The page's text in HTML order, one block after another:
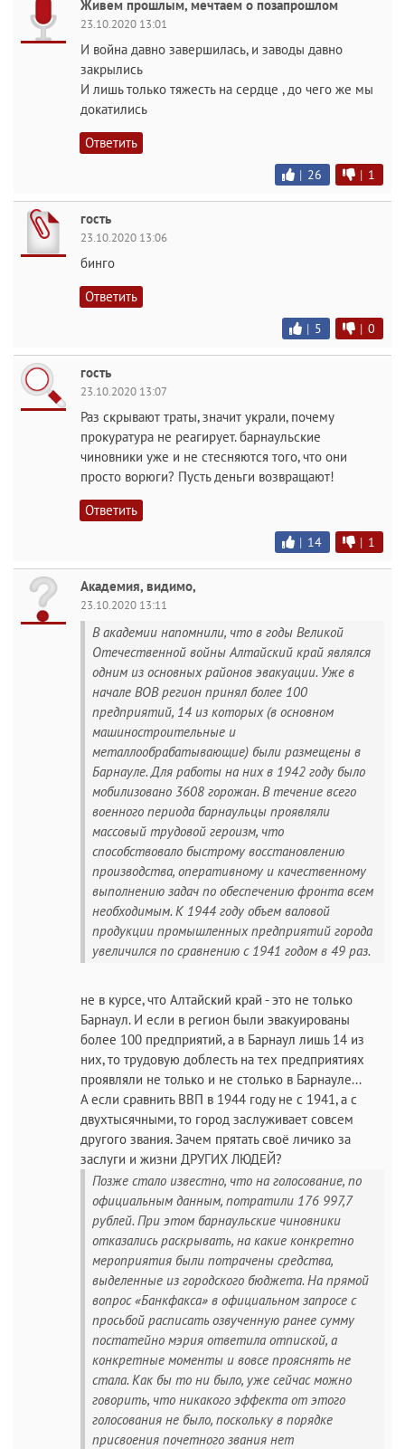
Живем прошлым, мечтаем о позапрошлом
23.10.2020 13:01
И война давно завершилась, и заводы давно
закрылись
И лишь только тяжесть на сердце , до чего же мы
докатились
Ответить
| 26 | 1
гость
23.10.2020 13:06
бинго
Ответить
| 5 | 0
гость
23.10.2020 13:07
Раз скрывают траты, значит украли, почему
прокуратура не реагирует. барнаульские
чиновники уже и не стесняются того, что они
просто ворюги? Пусть деньги возвращают!
Ответить
| 14 | 1
Академия, видимо,
23.10.2020 13:11
В академии напомнили, что в годы Великой
Отечественной войны Алтайский край являлся
одним из основных районов эвакуации. Уже в
начале ВОВ регион принял более 100
предприятий, 14 из которых (в основном
машиностроительные и
металлообрабатывающие) были размещены в
Барнауле. Для работы на них в 1942 году было
мобилизовано 3608 горожан. В течение всего
военного периода барнаульцы проявляли
массовый трудовой героизм, что
способствовало быстрому восстановлению
производства, оперативному и качественному
выполнению задач по обеспечению фронта всем
необходимым. К 1944 году объем валовой
продукции промышленных предприятий города
увеличился по сравнению с 1941 годом в 49 раз.
не в курсе, что Алтайский край - это не только
Барнаул. И если в регион были эвакуированы
более 100 предприятий, а в Барнаул лишь 14 из
них, то трудовую доблесть на тех предприятиях
проявляли не только и не столько в Барнауле...
А если сравнить ВВП в 1944 году не с 1941, а с
двухтысячными, то город заслуживает совсем
другого звания. Зачем прятать своё личико за
заслуги и жизни ДРУГИХ ЛЮДЕЙ?
Позже стало известно, что на голосование, по
официальным данным, потратили 176 997,7
рублей. При этом барнаульские чиновники
отказались раскрывать, на какие конкретно
мероприятия были потрачены средства,
выделенные из городского бюджета. На прямой
вопрос «Банкфакса» в официальном запросе с
просьбой расписать озвученную ранее сумму
постатейно мэрия ответила отпиской, а
конкретные моменты и вовсе прояснять не
стала. Как бы то ни было, уже сейчас можно
говорить, что никакого эффекта от этого
голосования не было, поскольку в порядке
присвоения почетного звания нет